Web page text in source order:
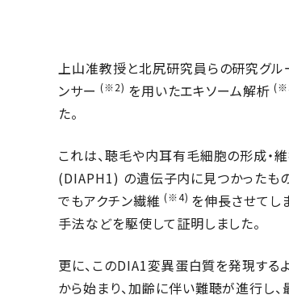
上山准教授と北尻研究員らの研究グ
ンサー (※2) を用いたエキソーム解析
た。
これは、聴毛や内耳有毛細胞の形成・
(DIAPH1) の遺伝子内に見つかったも
でもアクチン繊維 (※4) を伸長させてし
手法などを駆使して証明しました。
更に、このDIA1変異蛋白質を発現する
から始まり、加齢に伴い難聴が進行し